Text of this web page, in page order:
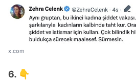
x.com
6. 👇